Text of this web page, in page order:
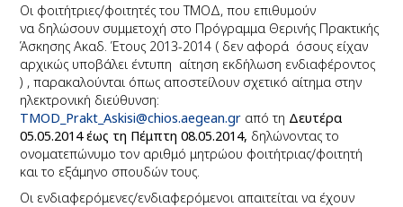
Οι φοιτήτριες/φοιτητές του ΤΜΟΔ, που επιθυμούν
να δηλώσουν συμμετοχή στο Πρόγραμμα Θερινής Πρακτικής
Άσκησης Ακαδ. Έτους 2013-2014 ( δεν αφορά όσους είχαν
αρχικώς υποβάλει έντυπη αίτηση εκδήλωση ενδιαφέροντος
) , παρακαλούνται όπως αποστείλουν σχετικό αίτημα στην
ηλεκτρονική διεύθυνση:
TMOD_Prakt_Askisi@chios.aegean.gr από τη Δευτέρα
05.05.2014 έως τη Πέμπτη 08.05.2014, δηλώνοντας το
ονοματεπώνυμο τον αριθμό μητρώου φοιτήτριας/φοιτητή
και το εξάμηνο σπουδών τους.
Οι ενδιαφερόμενες/ενδιαφερόμενοι απαιτείται να έχουν